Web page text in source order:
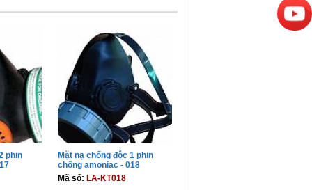
phin
Mặt nạ chống độc 1 phin
chống amoniac - 018
Mã số: LA-KT018